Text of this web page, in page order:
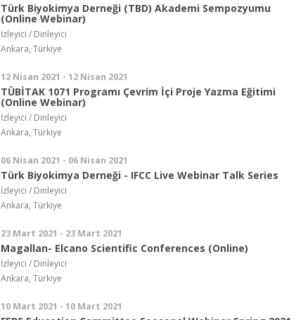
Türk Biyokimya Derneği (TBD) Akademi Sempozyumu
(Online Webinar)
İzleyici / Dinleyici
Ankara, Türkiye
12 Nisan 2021 - 12 Nisan 2021
TÜBİTAK 1071 Programı Çevrim İçi Proje Yazma Eğitimi
(Online Webinar)
İzleyici / Dinleyici
Ankara, Türkiye
06 Nisan 2021 - 06 Nisan 2021
Türk Biyokimya Derneği - IFCC Live Webinar Talk Series
İzleyici / Dinleyici
Ankara, Türkiye
23 Mart 2021 - 23 Mart 2021
Magallan- Elcano Scientific Conferences (Online)
İzleyici / Dinleyici
Ankara, Türkiye
10 Mart 2021 - 10 Mart 2021